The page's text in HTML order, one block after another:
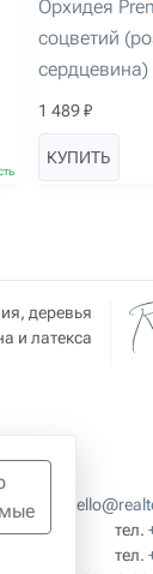
Орхидея
соцветий
1 489 ₽
КУПИТЬ
деревья
и латекса
тел.
тел.